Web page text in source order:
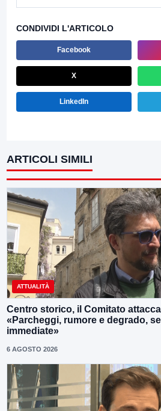
CONDIVIDI L'ARTICOLO
Facebook
X
LinkedIn
ARTICOLI SIMILI
ATTUALITÀ
Centro storico, il Comitato
«Parcheggi, rumore e degrado,
immediate»
6 AGOSTO 2026